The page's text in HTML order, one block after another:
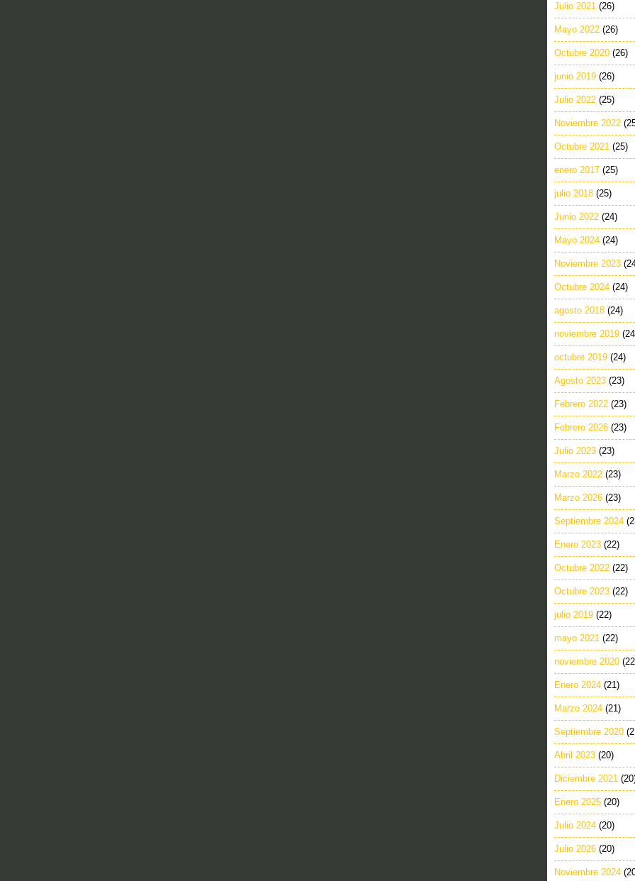
Julio 2021 (26)
Mayo 2022 (26)
Octubre 2020 (26)
junio 2019 (26)
Julio 2022 (25)
Noviembre 2022
Octubre 2021 (25)
enero 2017 (25)
julio 2018 (25)
Junio 2022 (24)
Mayo 2024 (24)
Noviembre 2023
Octubre 2024 (24)
agosto 2018 (24)
noviembre 2019
octubre 2019 (24)
Agosto 2023 (23)
Febrero 2022 (23)
Febrero 2026 (23)
Julio 2023 (23)
Marzo 2022 (23)
Marzo 2026 (23)
Septiembre 2024
Enero 2023 (22)
Octubre 2022 (22)
Octubre 2023 (22)
julio 2019 (22)
mayo 2021 (22)
noviembre 2020
Enero 2024 (21)
Marzo 2024 (21)
Septiembre 2020
Abril 2023 (20)
Diciembre 2021
Enero 2025 (20)
Julio 2024 (20)
Julio 2026 (20)
Noviembre 2024